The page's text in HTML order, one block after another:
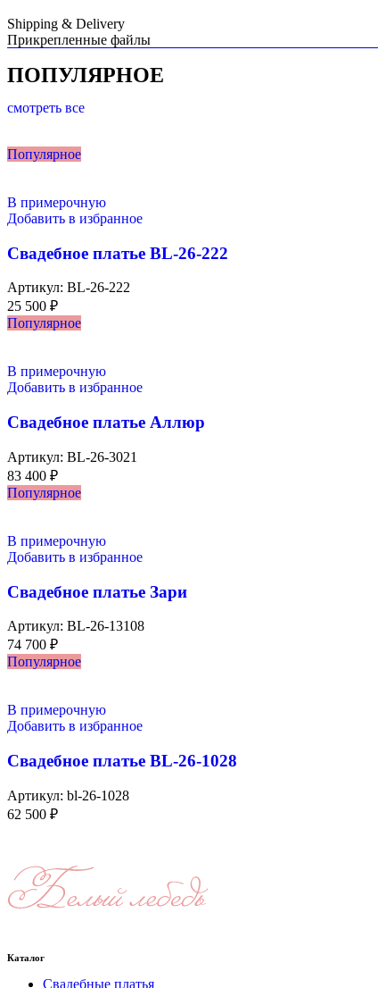
Shipping & Delivery
Прикрепленные файлы
ПОПУЛЯРНОЕ
смотреть все
Популярное
В примерочную
Добавить в избранное
Свадебное платье BL-26-222
Артикул: BL-26-222
25 500 ₽
Популярное
В примерочную
Добавить в избранное
Свадебное платье Аллюр
Артикул: BL-26-3021
83 400 ₽
Популярное
В примерочную
Добавить в избранное
Свадебное платье Зари
Артикул: BL-26-13108
74 700 ₽
Популярное
В примерочную
Добавить в избранное
Свадебное платье BL-26-1028
Артикул: bl-26-1028
62 500 ₽
Каталог
Свадебные платья